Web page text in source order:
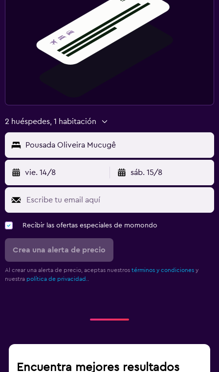
2 huéspedes, 1 habitación
Pousada Oliveira Mucugê
vie. 14/8 sáb. 15/8
Recibir las ofertas especiales de momondo
Crea una alerta de precio
Al crear una alerta de precio, aceptas nuestros términos y condiciones y
nuestra política de privacidad.
Encuentra mejores resultados